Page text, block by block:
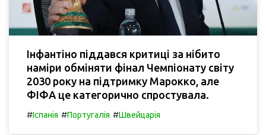
Інфантіно піддався критиці за нібито
наміри обміняти фінал Чемпіонату світу
2030 року на підтримку Марокко, але
ФІФА це категорично спростувала.
#Іспанія #Португалія #Швейцарія